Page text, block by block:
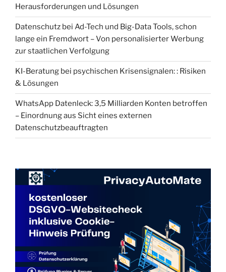
Herausforderungen und Lösungen
Datenschutz bei Ad-Tech und Big-Data Tools, schon
lange ein Fremdwort – Von personalisierter Werbung
zur staatlichen Verfolgung
KI-Beratung bei psychischen Krisensignalen: : Risiken
& Lösungen
WhatsApp Datenleck: 3,5 Milliarden Konten betroffen
– Einordnung aus Sicht eines externen
Datenschutzbeauftragten